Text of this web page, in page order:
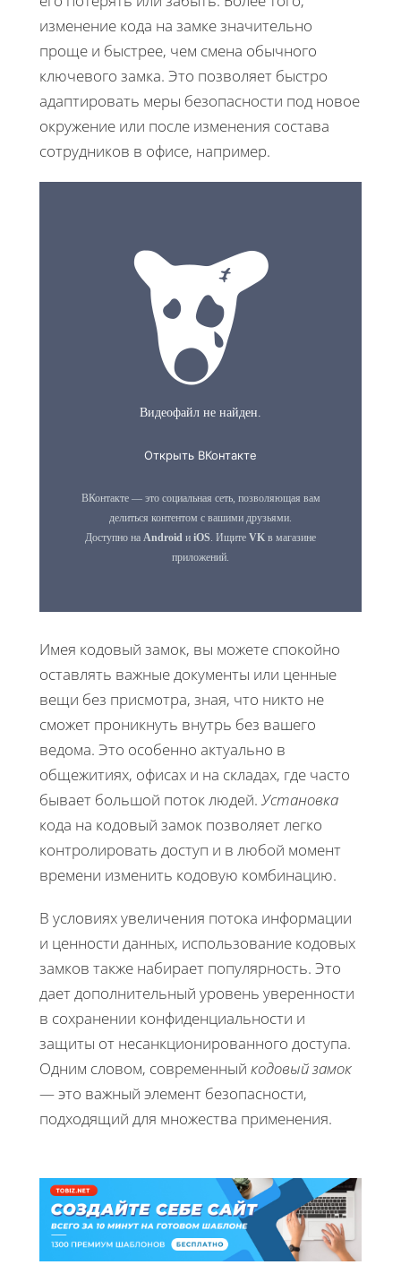
изменение кода на замке значительно
проще и быстрее, чем смена обычного
ключевого замка. Это позволяет быстро
адаптировать меры безопасности под новое
окружение или после изменения состава
сотрудников в офисе, например.
Имея кодовый замок, вы можете спокойно
оставлять важные документы или ценные
вещи без присмотра, зная, что никто не
сможет проникнуть внутрь без вашего
ведома. Это особенно актуально в
общежитиях, офисах и на складах, где часто
бывает большой поток людей.Установка
кода на кодовый замок позволяет легко
контролировать доступ и в любой момент
времени изменить кодовую комбинацию.
В условиях увеличения потока информации
и ценности данных, использование кодовых
замков также набирает популярность. Это
дает дополнительный уровень уверенности
в сохранении конфиденциальности и
защиты от несанкционированного доступа.
Одним словом, современный кодовый замок
— это важный элемент безопасности,
подходящий для множества применения.